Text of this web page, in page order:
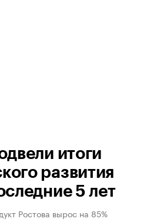
итоги
развития
5 лет
Ростова вырос на 85%